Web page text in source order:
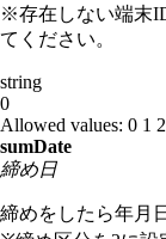
※存在しない端末
てください。
string
0
Allowed values: 0 1 2
sumDate
締め日
締めをしたら年月